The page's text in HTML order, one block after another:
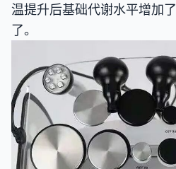
温提升后基础代谢水平增加
了。